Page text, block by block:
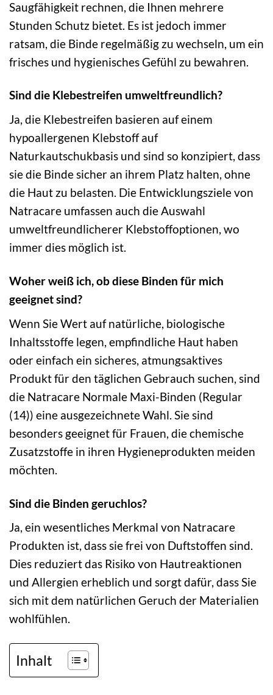
Saugfähigkeit rechnen, die Ihnen mehrere
Stunden Schutz bietet. Es ist jedoch immer
ratsam, die Binde regelmäßig zu wechseln, um ein
frisches und hygienisches Gefühl zu bewahren.
Sind die Klebestreifen umweltfreundlich?
Ja, die Klebestreifen basieren auf einem
hypoallergenen Klebstoff auf
Naturkautschukbasis und sind so konzipiert, dass
sie die Binde sicher an ihrem Platz halten, ohne
die Haut zu belasten. Die Entwicklungsziele von
Natracare umfassen auch die Auswahl
umweltfreundlicherer Klebstoffoptionen, wo
immer dies möglich ist.
Woher weiß ich, ob diese Binden für mich
geeignet sind?
Wenn Sie Wert auf natürliche, biologische
Inhaltsstoffe legen, empfindliche Haut haben
oder einfach ein sicheres, atmungsaktives
Produkt für den täglichen Gebrauch suchen, sind
die Natracare Normale Maxi-Binden (Regular
(14)) eine ausgezeichnete Wahl. Sie sind
besonders geeignet für Frauen, die chemische
Zusatzstoffe in ihren Hygieneprodukten meiden
möchten.
Sind die Binden geruchlos?
Ja, ein wesentliches Merkmal von Natracare
Produkten ist, dass sie frei von Duftstoffen sind.
Dies reduziert das Risiko von Hautreaktionen
und Allergien erheblich und sorgt dafür, dass Sie
sich mit dem natürlichen Geruch der Materialien
wohlfühlen.
Inhalt